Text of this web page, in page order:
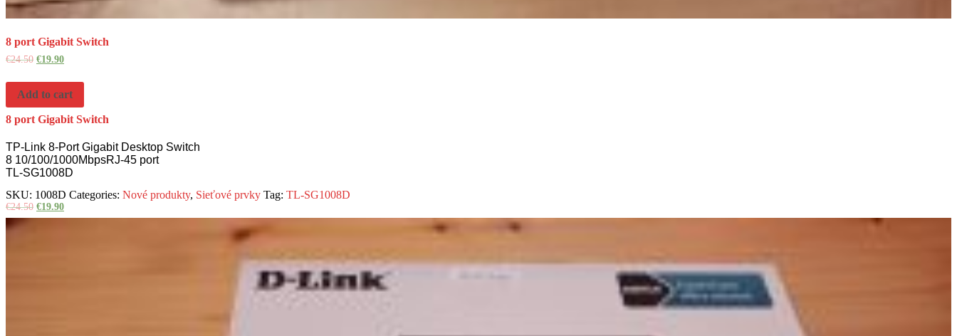
8 port Gigabit Switch
€24.50 €19.90
Add to cart
8 port Gigabit Switch
TP-Link 8-Port Gigabit Desktop Switch
8 10/100/1000MbpsRJ-45 port
TL-SG1008D
SKU: 1008D Categories: Nové produkty, Sieťové prvky Tag: TL-SG1008D
€24.50 €19.90